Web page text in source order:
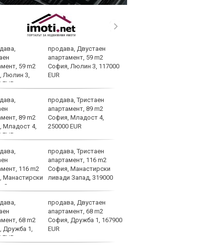
продава, Двустаен
апартамент, 59 m2
София, Люлин 3, 117000
EUR
продава, Тристаен
апартамент, 89 m2
София, Младост 4,
250000 EUR
продава, Тристаен
апартамент, 116 m2
София, Манастирски
ливади Запад, 319000
продава, Двустаен
апартамент, 68 m2
София, Дружба 1, 167900
EUR